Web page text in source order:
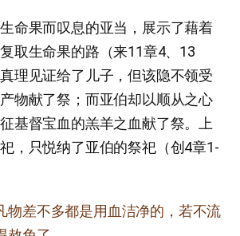
命果而叹息的亚当，展示了藉着
取生命果的路（来11章4、13
理见证给了儿子，但该隐不领受
物献了祭；而亚伯却以顺从之心
基督宝血的羔羊之血献了祭。上
，只悦纳了亚伯的祭祀（创4章1-
物差不多都是用血洁净的，若不流